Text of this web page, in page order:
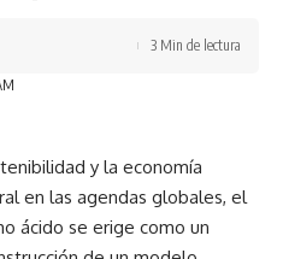
3 Min de lectura
y la economía
en las agendas globales, el
ácido se erige como un